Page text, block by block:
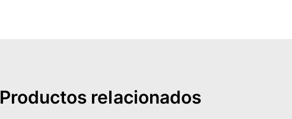
Productos relacionados